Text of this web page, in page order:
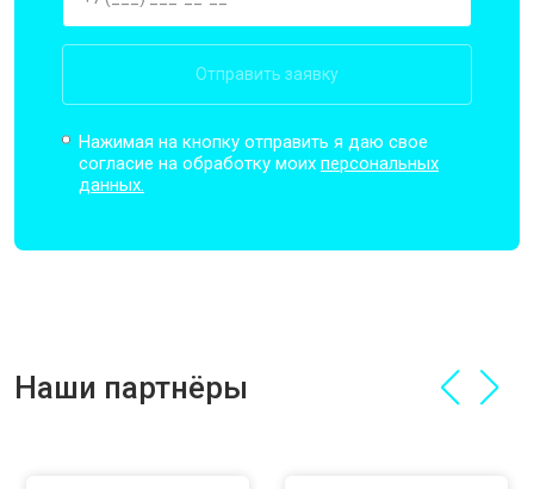
Отправить заявку
Нажимая на кнопку отправить я даю свое
согласие на обработку моихперсональных
данных.
Наши партнёры